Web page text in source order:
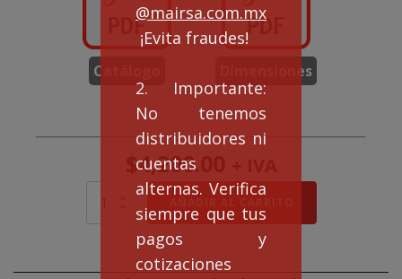
@mairsa.com.mx
¡Evita fraudes!
2. Importante:
No tenemos
distribuidores ni
cuentas
alternas. Verifica
siempre que tus
pagos y
cotizaciones
Catálogo Dimensiones
$4,200.00